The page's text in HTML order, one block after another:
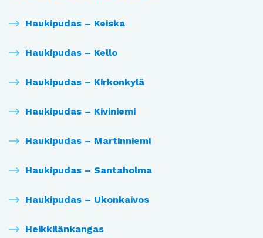
Haukipudas – Keiska
Haukipudas – Kello
Haukipudas – Kirkonkylä
Haukipudas – Kiviniemi
Haukipudas – Martinniemi
Haukipudas – Santaholma
Haukipudas – Ukonkaivos
Heikkilänkangas